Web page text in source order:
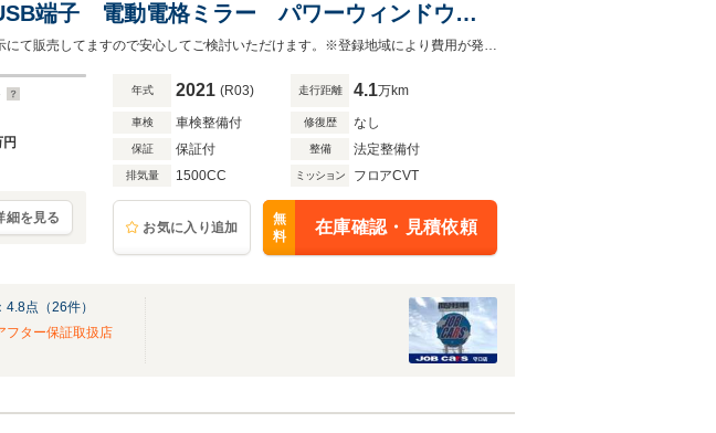
端子 電動電格ミラー パワーウィンドウ
イザー ダブルエアバック キーレス 最大積法で定められたルールに基づき支払総額表示にて販売してますので安心してご検討いただけます。※登録地域により費用が発生する場合がございます。【06-6900-3100】までご相談ください
細を見る
年式 2021 (R03) 走行距離 4.1万km
車検 車検整備付 修復歴 なし
保証 保証付 整備 法定整備付
排気量 1500CC ミッション フロアCVT
お気に入り追加
無
料
在庫確認・見積依頼
4.8点（26件）
フター保証取扱店